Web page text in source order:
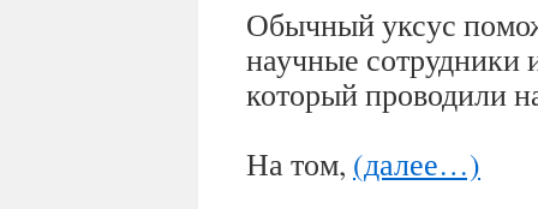
Обычный уксус
научные сотрудники
который проводили
На том, (далее…)